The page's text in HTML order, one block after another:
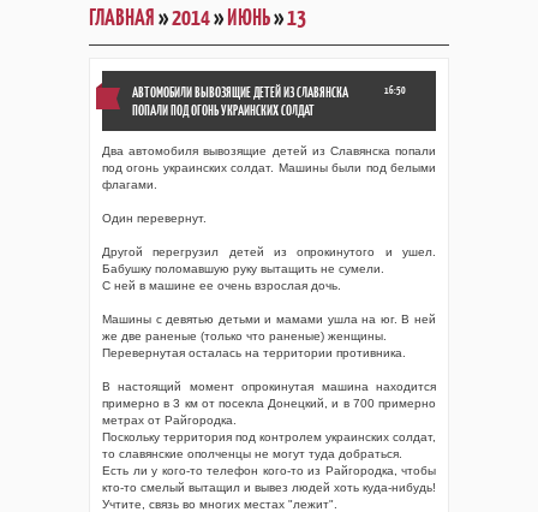
ГЛАВНАЯ»2014»ИЮНЬ»13
16:50
АВТОМОБИЛИ ВЫВОЗЯЩИЕ ДЕТЕЙ ИЗ СЛАВЯНСКА
ПОПАЛИ ПОД ОГОНЬ УКРАИНСКИХ СОЛДАТ
Два автомобиля вывозящие детей из Славянска попали
под огонь украинских солдат. Машины были под белыми
флагами.
Один перевернут.
Другой перегрузил детей из опрокинутого и ушел.
Бабушку поломавшую руку вытащить не сумели.
С ней в машине ее очень взрослая дочь.
Машины с девятью детьми и мамами ушла на юг. В ней
же две раненые (только что раненые) женщины.
Перевернутая осталась на территории противника.
В настоящий момент опрокинутая машина находится
примерно в 3 км от посекла Донецкий, и в 700 примерно
метрах от Райгородка.
Поскольку территория под контролем украинских солдат,
то славянские ополченцы не могут туда добраться.
Есть ли у кого-то телефон кого-то из Райгородка, чтобы
кто-то смелый вытащил и вывез людей хоть куда-нибудь!
Учтите, связь во многих местах "лежит".